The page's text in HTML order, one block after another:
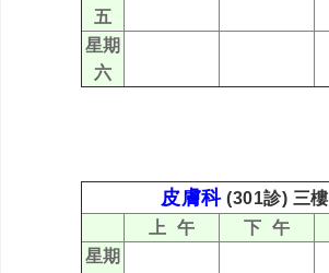
五
星期
六
皮膚科(301診) 三樓
上 午
下 午
星期